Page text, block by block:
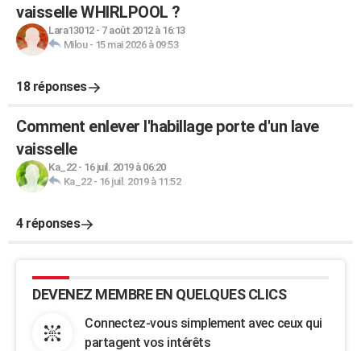
vaisselle WHIRLPOOL ?
Lara13012- 7 août 2012 à 16:13
Milou- 15 mai 2026 à 09:53
18 réponses
Comment enlever l'habillage porte d'un lave
vaisselle
Ka_22- 16 juil. 2019 à 06:20
Ka_22- 16 juil. 2019 à 11:52
4 réponses
DEVENEZ MEMBRE EN QUELQUES CLICS
Connectez-vous simplement avec ceux qui
partagent vos intérêts